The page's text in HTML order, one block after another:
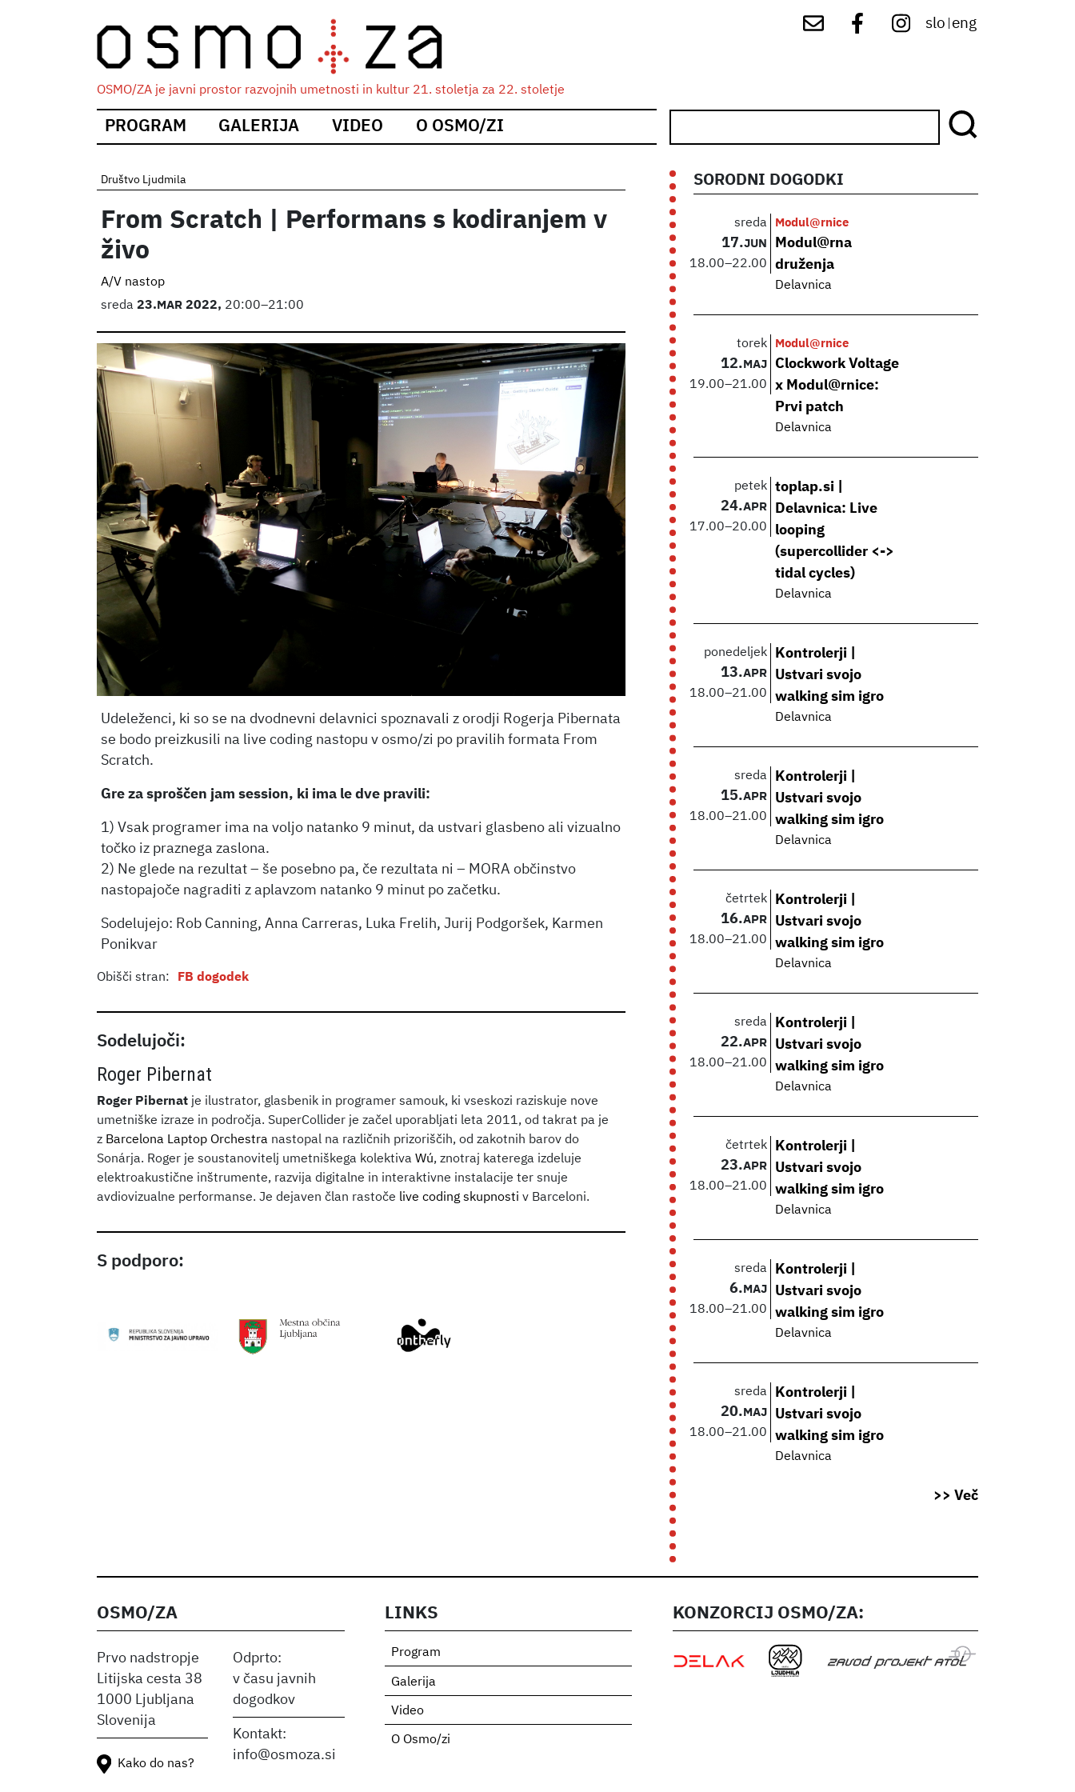
OSMO/ZA je javni prostor razvojnih umetnosti in kultur 21. stoletja za 22. stoletje
slo eng
Main
PROGRAM GALERIJA VIDEO O OSMO/ZI
Društvo Ljudmila
From Scratch | Performans s kodiranjem v
živo
A/V nastop
sreda 23. MAR 2022, 20:00–21:00
Udeleženci, ki so se na dvodnevni delavnici spoznavali z orodji Rogerja Pibernata
se bodo preizkusili na live coding nastopu v osmo/zi po pravilih formata From
Scratch.
Gre za sproščen jam session, ki ima le dve pravili:
1) Vsak programer ima na voljo natanko 9 minut, da ustvari glasbeno ali vizualno
točko iz praznega zaslona.
2) Ne glede na rezultat – še posebno pa, če rezultata ni – MORA občinstvo
nastopajoče nagraditi z aplavzom natanko 9 minut po začetku.
Sodelujejo: Rob Canning, Anna Carreras, Luka Frelih, Jurij Podgoršek, Karmen
Ponikvar
Obišči stran: FB dogodek
Sodelujoči:
Roger Pibernat
Roger Pibernatje ilustrator, glasbenik in programer samouk, ki vseskozi raziskuje nove
umetniške izraze in področja. SuperCollider je začel uporabljati leta 2011, od takrat pa je
z Barcelona Laptop Orchestra nastopal na različnih prizoriščih, od zakotnih barov do
Sonárja. Roger je soustanovitelj umetniškega kolektiva Wú, znotraj katerega izdeluje
elektroakustične inštrumente, razvija digitalne in interaktivne instalacije ter snuje
avdiovizualne performanse. Je dejaven član rastoče live coding skupnosti v Barceloni.
S podporo:
SORODNI DOGODKI
sreda
17.JUN
18.00–22.00
Modul@rnice
Modul@rna
druženja
Delavnica
torek
12. MAJ
19.00–21.00
Modul@rnice
Clockwork Voltage
x Modul@rnice:
Prvi patch
Delavnica
petek
24.APR
17.00–20.00
toplap.si |
Delavnica: Live
looping
(supercollider <->
tidal cycles)
Delavnica
ponedeljek
13.APR
18.00–21.00
Kontrolerji |
Ustvari svojo
walking sim igro
Delavnica
sreda
15.APR
18.00–21.00
Kontrolerji |
Ustvari svojo
walking sim igro
Delavnica
četrtek
16.APR
18.00–21.00
Kontrolerji |
Ustvari svojo
walking sim igro
Delavnica
sreda
22.APR
18.00–21.00
Kontrolerji |
Ustvari svojo
walking sim igro
Delavnica
četrtek
23.APR
18.00–21.00
Kontrolerji |
Ustvari svojo
walking sim igro
Delavnica
sreda
6. MAJ
18.00–21.00
Kontrolerji |
Ustvari svojo
walking sim igro
Delavnica
sreda
20. MAJ
18.00–21.00
Kontrolerji |
Ustvari svojo
walking sim igro
Delavnica
>> Več
OSMO/ZA
Prvo nadstropje
Litijska cesta 38
1000 Ljubljana
Slovenija
Odprto:
v času javnih
dogodkov
Kontakt:
info@osmoza.si
LINKS
Program
Galerija
Video
O Osmo/zi
KONZORCIJ OSMO/ZA:
Kako do nas?